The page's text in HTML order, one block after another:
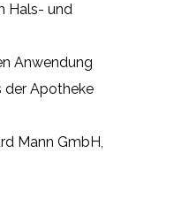
Hals- und
Anwendung
der Apotheke
Mann GmbH,